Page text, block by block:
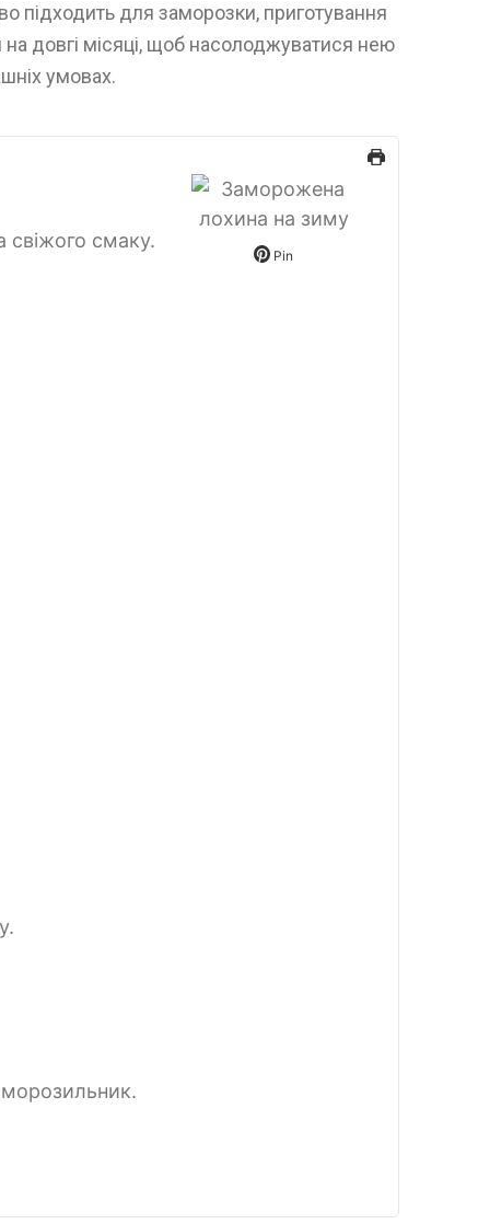
підходить для заморозки, приготування
довгі місяці, щоб насолоджуватися нею
умовах.
Pin
свіжого смаку.
морозильник.